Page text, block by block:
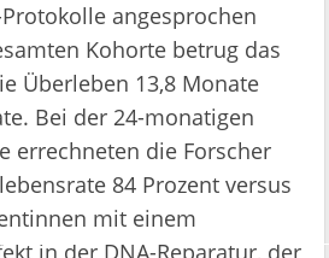
angesprochen
Kohorte betrug das
Überleben 13,8 Monate
Bei der 24-monatigen
errechneten die Forscher
84 Prozent versus
mit einem